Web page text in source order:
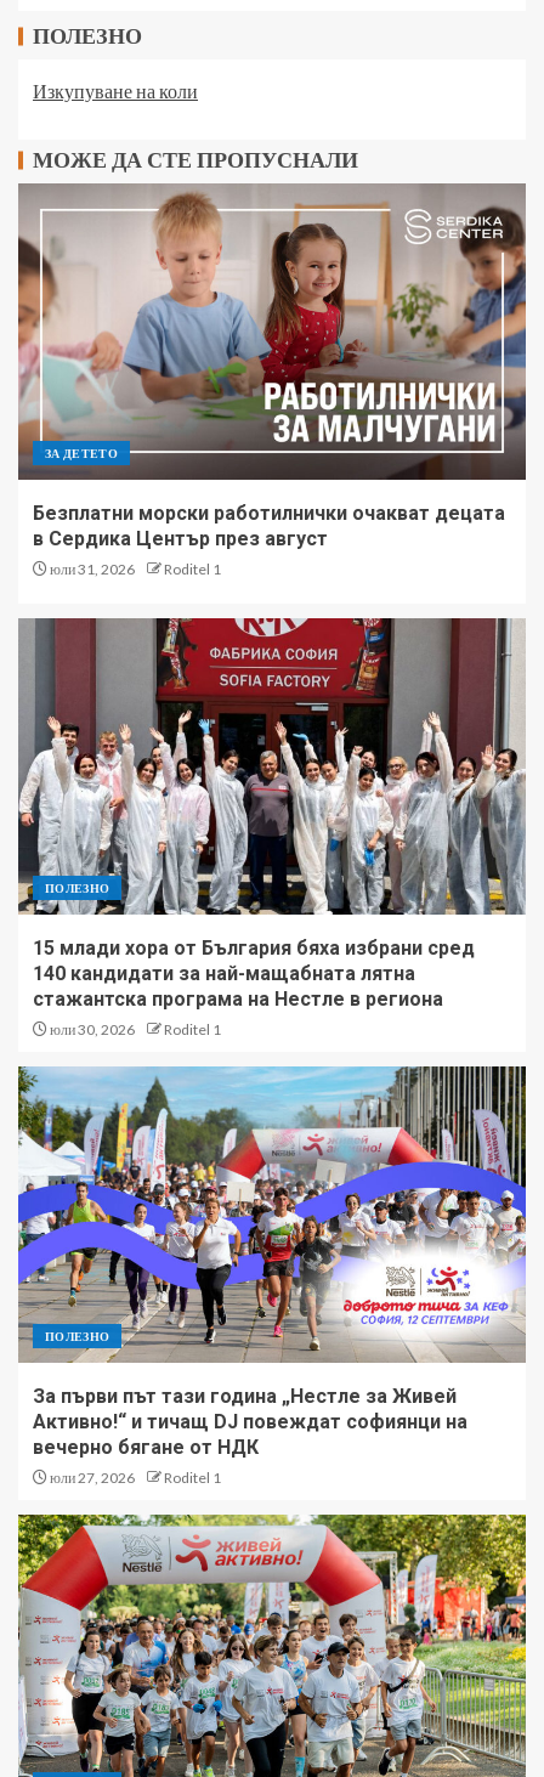
ПОЛЕЗНО
Изкупуване на коли
МОЖЕ ДА СТЕ ПРОПУСНАЛИ
ЗА ДЕТЕТО
Безплатни морски работилнички очакват децата
в Сердика Център през август
юли 31, 2026 Roditel 1
ПОЛЕЗНО
15 млади хора от България бяха избрани сред
140 кандидати за най-мащабната лятна
стажантска програма на Нестле в региона
юли 30, 2026 Roditel 1
ПОЛЕЗНО
За първи път тази година „Нестле за Живей
Активно!“ и тичащ DJ повеждат софиянци на
вечерно бягане от НДК
юли 27, 2026 Roditel 1